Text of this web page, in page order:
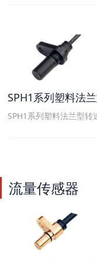
SPH1系列塑料法
SPH1系列塑料法兰型
流量传感器